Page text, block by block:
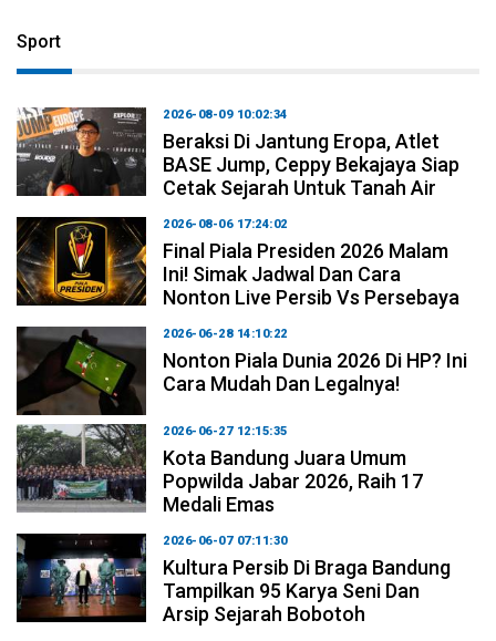
Sport
2026-08-09 10:02:34
Beraksi Di Jantung Eropa, Atlet
BASE Jump, Ceppy Bekajaya Siap
Cetak Sejarah Untuk Tanah Air
2026-08-06 17:24:02
Final Piala Presiden 2026 Malam
Ini! Simak Jadwal Dan Cara
Nonton Live Persib Vs Persebaya
2026-06-28 14:10:22
Nonton Piala Dunia 2026 Di HP? Ini
Cara Mudah Dan Legalnya!
2026-06-27 12:15:35
Kota Bandung Juara Umum
Popwilda Jabar 2026, Raih 17
Medali Emas
2026-06-07 07:11:30
Kultura Persib Di Braga Bandung
Tampilkan 95 Karya Seni Dan
Arsip Sejarah Bobotoh